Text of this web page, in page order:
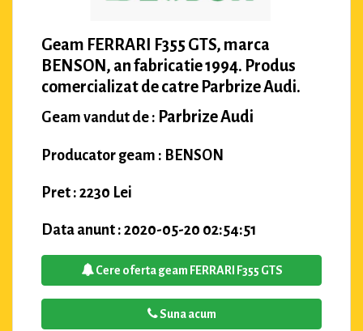
Geam FERRARI F355 GTS, marca
BENSON, an fabricatie 1994. Produs
comercializat de catre Parbrize Audi.
Geam vandut de : Parbrize Audi
Producator geam : BENSON
Pret : 2230 Lei
Data anunt : 2020-05-20 02:54:51
Cere oferta geam FERRARI F355 GTS
Suna acum